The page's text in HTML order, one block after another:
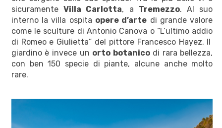
sicuramenteVilla Carlotta, a Tremezzo. Al suo
interno la villa ospita opere d’arte di grande valore
come le sculture di Antonio Canova o “L’ultimo addio
di Romeo e Giulietta” del pittore Francesco Hayez. Il
giardino è invece un orto botanicodi rara bellezza,
con ben 150 specie di piante, alcune anche molto
rare.